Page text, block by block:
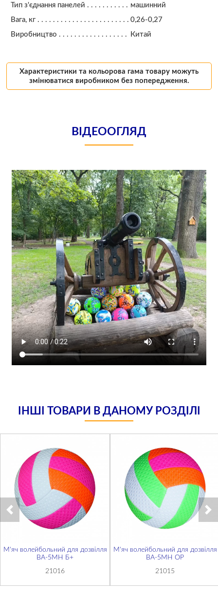
Тип з'єднання панелей
машинний
Вага, кг
0,26-0,27
Виробництво
Китай
Характеристики та кольорова гама товару можуть
змінюватися виробником без попередження.
ВІДЕООГЛЯД
ІНШІ ТОВАРИ В ДАНОМУ РОЗДІЛІ
М'яч волейбольний для дозвілля
BA-5MH Б+
21016
М'яч волейбольний для дозвілля
BA-5MH ОР
21015